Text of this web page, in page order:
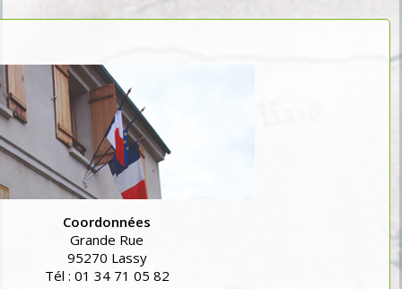
Coordonnées
Grande Rue
95270 Lassy
Tél : 01 34 71 05 82